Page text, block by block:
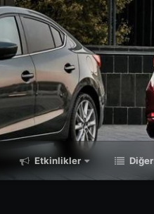
Etkinlikler Diğer